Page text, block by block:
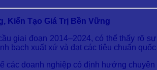
Kiến Tạo Giá Trị Bền Vững
giai đoạn 2014–2024, có thể thấy rõ
bạch xuất xứ và đạt các tiêu chuẩn
các doanh nghiệp có định hướng